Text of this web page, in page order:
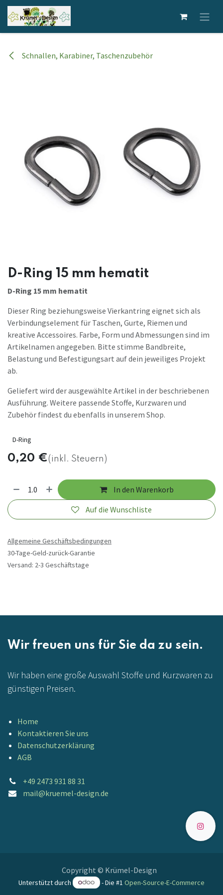
Zum Inhalt springen
Schnallen, Karabiner, Taschenzubehör
D-Ring 15 mm hematit
D-Ring 15 mm hematit
Dieser Ring beziehungsweise Vierkantring eignet sich als
Verbindungselement für Taschen, Gurte, Riemen und
kreative Accessoires. Farbe, Form und Abmessungen sind im
Artikelnamen angegeben. Bitte stimme Bandbreite,
Belastung und Befestigungsart auf dein jeweiliges Projekt
ab.
Geliefert wird der ausgewählte Artikel in der beschriebenen
Ausführung. Weitere passende Stoffe, Kurzwaren und
Zubehör findest du ebenfalls in unserem Shop.
D-Ring
0,20 €(inkl. Steuern)
In den Warenkorb
Auf die Wunschliste
Allgemeine Geschäftsbedingungen
30-Tage-Geld-zurück-Garantie
Versand: 2-3 Geschäftstage
Wir freuen uns für Sie da zu sein.
Wir haben eine große Auswahl Stoffe und Kurzwaren zu
günstigen Preisen.
Home
Kontaktieren Sie uns
Datenschutzerklärung
AGB
+49 2473 931 88 31
mail@kruemel-design.de
Copyright © Krümel-Design
Unterstützt durch - Die #1 Open-Source-E-Commerce